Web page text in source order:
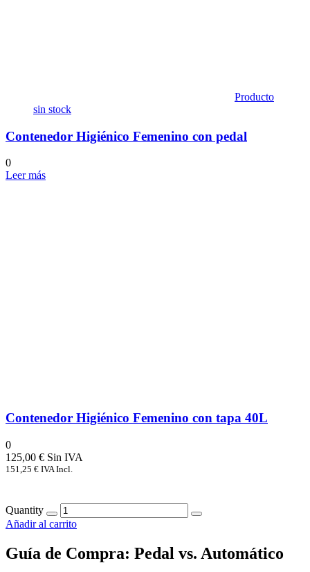
Producto
sin stock
Contenedor Higiénico Femenino con pedal
0
Leer más
Contenedor Higiénico Femenino con tapa 40L
0
125,00 €
151,25 € IVA Incl.
Quantity
Añadir al carrito
Guía de Compra: Pedal vs. Automático